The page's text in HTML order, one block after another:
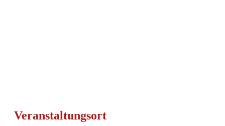
Veranstaltungsort